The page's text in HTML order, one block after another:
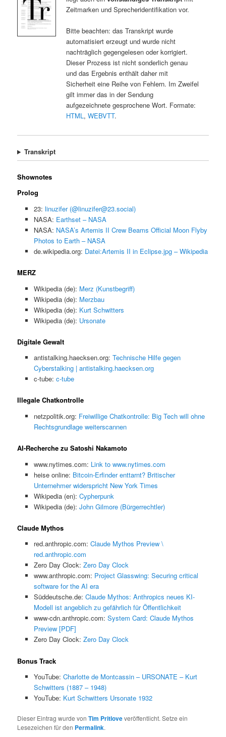
Zeitmarken und Sprecheridentifikation vor.
Bitte beachten: das Transkript wurde
automatisiert erzeugt und wurde nicht
nachträglich gegengelesen oder korrigiert.
Dieser Prozess ist nicht sonderlich genau
und das Ergebnis enthält daher mit
Sicherheit eine Reihe von Fehlern. Im Zweifel
gilt immer das in der Sendung
aufgezeichnete gesprochene Wort. Formate:
HTML, WEBVTT.
Transkript
Shownotes
Prolog
23: linuzifer (@linuzifer@23.social)
NASA: Earthset – NASA
NASA: NASA’s Artemis II Crew Beams Official Moon Flyby
Photos to Earth – NASA
de.wikipedia.org: Datei:Artemis II in Eclipse.jpg – Wikipedia
MERZ
Wikipedia (de): Merz (Kunstbegriff)
Wikipedia (de): Merzbau
Wikipedia (de): Kurt Schwitters
Wikipedia (de): Ursonate
Digitale Gewalt
antistalking.haecksen.org: Technische Hilfe gegen
Cyberstalking | antistalking.haecksen.org
c-tube: c-tube
Illegale Chatkontrolle
netzpolitik.org: Freiwillige Chatkontrolle: Big Tech will ohne
Rechtsgrundlage weiterscannen
AI-Recherche zu Satoshi Nakamoto
www.nytimes.com: Link to www.nytimes.com
heise online: Bitcoin-Erfinder enttarnt? Britischer
Unternehmer widerspricht New York Times
Wikipedia (en): Cypherpunk
Wikipedia (de): John Gilmore (Bürgerrechtler)
Claude Mythos
red.anthropic.com: Claude Mythos Preview \
red.anthropic.com
Zero Day Clock: Zero Day Clock
www.anthropic.com: Project Glasswing: Securing critical
software for the AI era
Süddeutsche.de: Claude Mythos: Anthropics neues KI-
Modell ist angeblich zu gefährlich für Öffentlichkeit
www-cdn.anthropic.com: System Card: Claude Mythos
Preview [PDF]
Zero Day Clock: Zero Day Clock
Bonus Track
YouTube: Charlotte de Montcassin – URSONATE – Kurt
Schwitters (1887 – 1948)
YouTube: Kurt Schwitters Ursonate 1932
Dieser Eintrag wurde vonTim Pritloveveröffentlicht. Setze ein
Lesezeichen für den Permalink.